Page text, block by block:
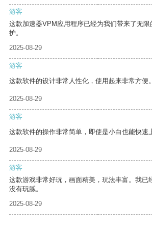
游客
这款加速器VPM应用程序已经为我们带来了无
护。
2025-08-29
游客
这款软件的设计非常人性化，使用起来非常方便。
2025-08-29
游客
这款软件的操作非常简单，即使是小白也能快速
2025-08-29
游客
这款游戏非常好玩，画面精美，玩法丰富。我已
没有玩腻。
2025-08-29